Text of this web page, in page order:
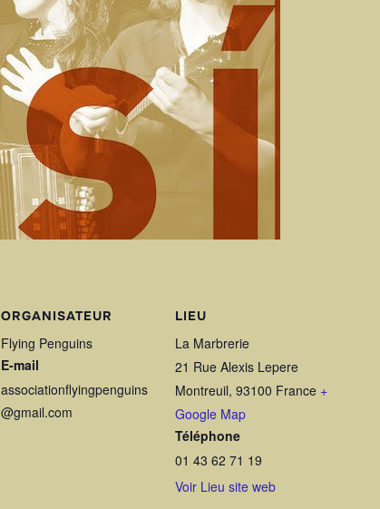
ORGANISATEUR
Flying Penguins
E-mail
associationflyingpenguins
@gmail.com
LIEU
La Marbrerie
21 Rue Alexis Lepere
Montreuil, 93100 France +
Google Map
Téléphone
01 43 62 71 19
Voir Lieu site web